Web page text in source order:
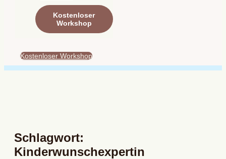
Kostenloser
Workshop
Kostenloser Workshop
Schlagwort:
Kinderwunschexpertin